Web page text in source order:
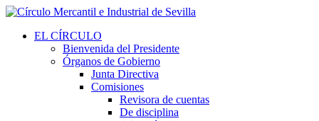
EL CÍRCULO
Bienvenida del Presidente
Órganos de Gobierno
Junta Directiva
Comisiones
Revisora de cuentas
De disciplina